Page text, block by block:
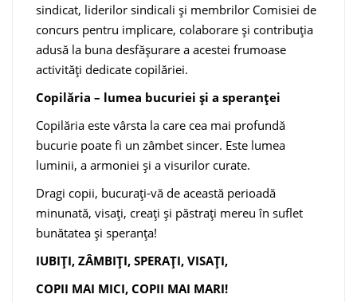
sindicat, liderilor sindicali și membrilor Comisiei de
concurs pentru implicare, colaborare și contribuția
adusă la buna desfășurare a acestei frumoase
activități dedicate copilăriei.
Copilăria – lumea bucuriei și a speranței
Copilăria este vârsta la care cea mai profundă
bucurie poate fi un zâmbet sincer. Este lumea
luminii, a armoniei și a visurilor curate.
Dragi copii, bucurați-vă de această perioadă
minunată, visați, creați și păstrați mereu în suflet
bunătatea și speranța!
IUBIȚI, ZÂMBIȚI, SPERAȚI, VISAȚI,
COPII MAI MICI, COPII MAI MARI!